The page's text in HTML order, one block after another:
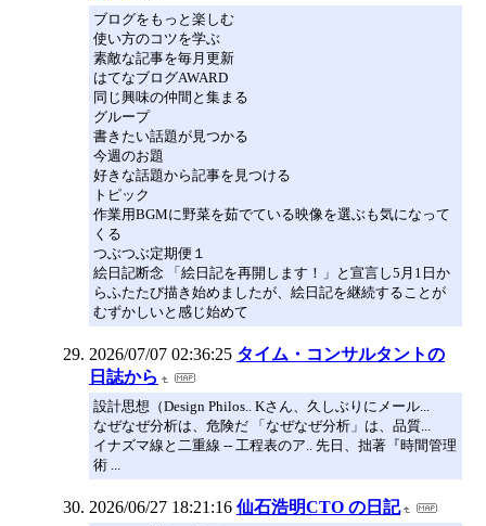
ブログをもっと楽しむ
使い方のコツを学ぶ
素敵な記事を毎月更新
はてなブログAWARD
同じ興味の仲間と集まる
グループ
書きたい話題が見つかる
今週のお題
好きな話題から記事を見つける
トピック
作業用BGMに野菜を茹でている映像を選ぶも気になって
くる
つぶつぶ定期便１
絵日記断念 「絵日記を再開します！」と宣言し5月1日か
らふたたび描き始めましたが、絵日記を継続することが
むずかしいと感じ始めて
2026/07/07 02:36:25 タイム・コンサルタントの
日誌から
設計思想（Design Philos.. Kさん、久しぶりにメール...
なぜなぜ分析は、危険だ 「なぜなぜ分析」は、品質...
イナズマ線と二重線 -- 工程表のア.. 先日、拙著『時間管理
術 ...
2026/06/27 18:21:16 仙石浩明CTO の日記